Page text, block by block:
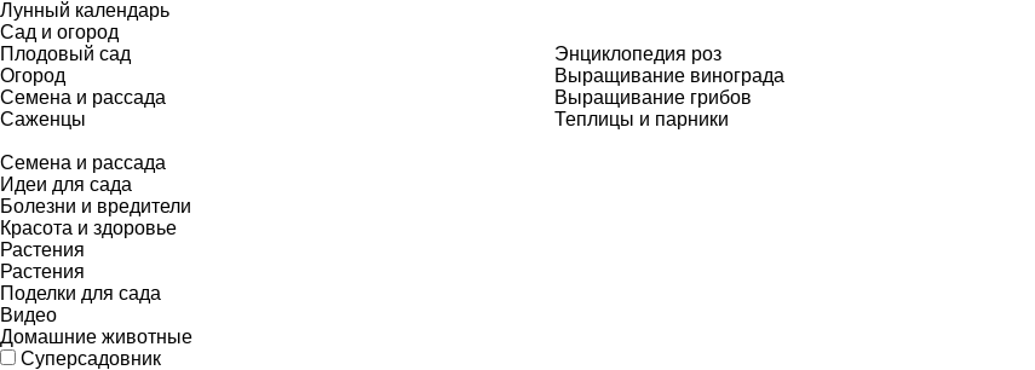
Лунный календарь
Сад и огород
Плодовый сад
Огород
Семена и рассада
Саженцы
Энциклопедия роз
Выращивание винограда
Выращивание грибов
Теплицы и парники
Семена и рассада
Идеи для сада
Болезни и вредители
Красота и здоровье
Растения
Растения
Поделки для сада
Видео
Домашние животные
Суперсадовник